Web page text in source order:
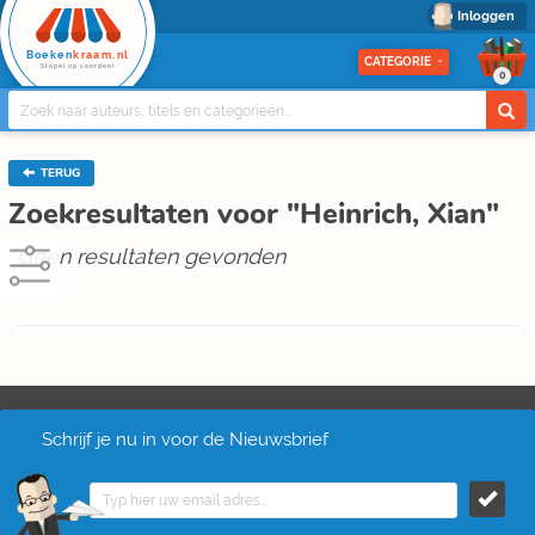
Inloggen
Boeken kraam.nl
Stapel op voordeel CATEGORIE
0
TERUG
Zoekresultaten voor "Heinrich, Xian"
Geen resultaten gevonden
Schrijf je nu in voor de Nieuwsbrief